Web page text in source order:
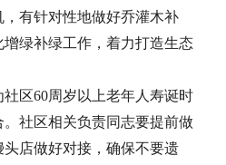
有针对性地做好乔灌木补
绿补绿工作，着力打造生态
区60周岁以上老年人寿诞时
社区相关负责同志要提前做
店做好对接，确保不要遗